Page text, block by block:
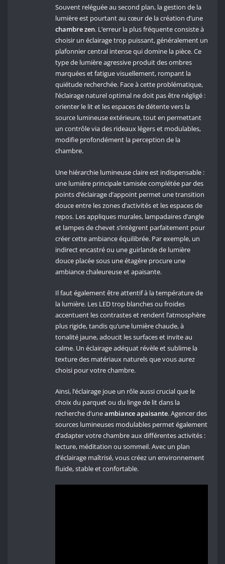
Souvent reléguée au second plan, la gestion de la
lumière est pourtant au cœur de la création d’une
chambre zen. L’erreur la plus fréquente consiste à
choisir un éclairage trop puissant, généralement un
plafonnier central intense qui domine la pièce. Ce
type de lumière agressive produit des ombres
marquées et fatigue visuellement, rompant la
quiétude recherchée. Face à cette problématique,
l’éclairage naturel optimal ne doit pas être négligé :
orienter le lit et les espaces de détente vers la
source lumineuse extérieure, tout en permettant
un contrôle via des rideaux légers et modulables,
modifie profondément la perception de la
chambre.
Une hiérarchie lumineuse claire est indispensable :
une lumière principale tamisée complétée par des
points d’éclairage d’appoint permet une transition
douce entre les zones d’activités et les espaces de
repos. Les appliques murales, lampadaires d’angle
et lampes de chevet s’intègrent parfaitement pour
créer cette ambiance équilibrée. Par exemple, un
indirect encastré ou une guirlande de lumière
douce placée sous une étagère procure une
ambiance chaleureuse et apaisante.
Il faut également être attentif à la température de
la lumière. Les LED trop blanches ou froides
accentuent les contrastes et rendent l’atmosphère
plus rigide, tandis qu’une lumière chaude, à
tonalité jaune, adoucit les surfaces et invite au
calme. Un éclairage adéquat révèle et sublime la
texture des matériaux naturels que vous aurez
choisi pour votre chambre.
Ainsi, l’éclairage joue un rôle aussi crucial que le
choix du parquet ou du linge de lit dans la
recherche d’uneambiance apaisante. Agencer des
sources lumineuses modulables permet également
d’adapter votre chambre aux différentes activités :
lecture, méditation ou sommeil. Avec un plan
d’éclairage maîtrisé, vous créez un environnement
fluide, stable et confortable.